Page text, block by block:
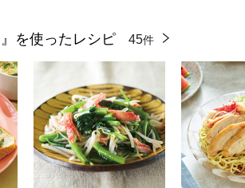
を使ったレシピ 45件